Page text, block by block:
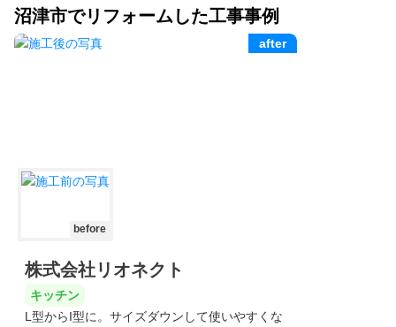
沼津市でリフォームした工事事例
after
before
株式会社リオネクト
キッチン
L型からI型に。サイズダウンして使いやすくな